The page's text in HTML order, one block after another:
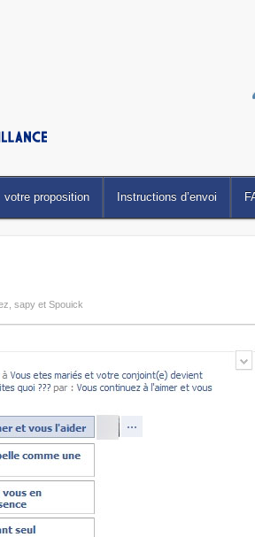
votre proposition Instructions d’envoi
sapy et Spouick